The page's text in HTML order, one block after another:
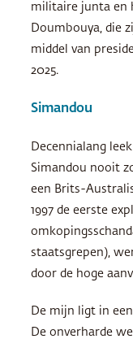
militaire junta en
Doumbouya, die
middel van
2025.
Simandou
Decennialang
Simandou nooit
een Brits-
1997 de eerste
staatsgrepen),
door de hoge
De mijn ligt in
De onverharde